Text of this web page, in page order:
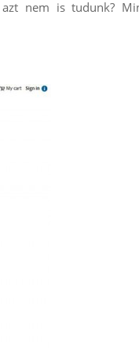
nem is tudunk?